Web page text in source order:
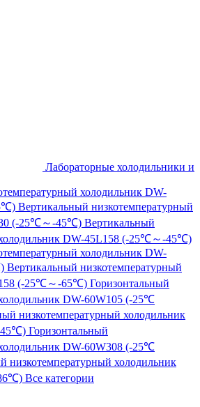
Лабораторные холодильники и
холодильник DW-
Вертикальный низкотемпературный
(-25℃～-45℃) Вертикальный
DW-45L158 (-25℃～-45℃)
холодильник DW-
Вертикальный низкотемпературный
(-25℃～-65℃) Горизонтальный
DW-60W105 (-25℃
низкотемпературный холодильник
45℃) Горизонтальный
DW-60W308 (-25℃
низкотемпературный холодильник
Все категории